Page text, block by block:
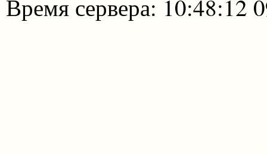
Время сервера: 10:48:12